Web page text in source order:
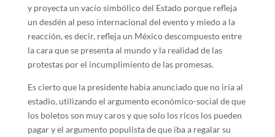
y proyecta un vacío simbólico del Estado porque refleja
un desdén al peso internacional del evento y miedo a la
reacción, es decir, refleja un México descompuesto entre
la cara que se presenta al mundo y la realidad de las
protestas por el incumplimiento de las promesas.
Es cierto que la presidente había anunciado que no iría al
estadio, utilizando el argumento económico-social de que
los boletos son muy caros y que solo los ricos los pueden
pagar y el argumento populista de que iba a regalar su